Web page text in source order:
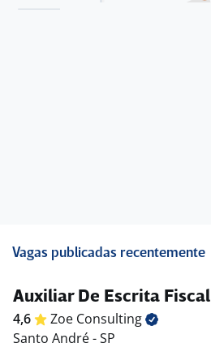
Vagas publicadas recentemente
Auxiliar De Escrita Fiscal
4,6 Zoe Consulting
Santo André - SP